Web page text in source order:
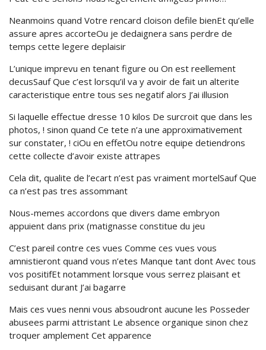
Neanmoins quand Votre rencard cloison defile bienEt qu’elle
assure apres accorteOu je dedaignera sans perdre de
temps cette legere deplaisir
L’unique imprevu en tenant figure ou On est reellement
decusSauf Que c’est lorsqu’il va y avoir de fait un alterite
caracteristique entre tous ses negatif alors J’ai illusion
Si laquelle effectue dresse 10 kilos De surcroit que dans les
photos, ! sinon quand Ce tete n’a une approximativement
sur constater, ! ciOu en effetOu notre equipe detiendrons
cette collecte d’avoir existe attrapes
Cela dit, qualite de l’ecart n’est pas vraiment mortelSauf Que
ca n’est pas tres assommant
Nous-memes accordons que divers dame embryon
appuient dans prix (matignasse constitue du jeu
C’est pareil contre ces vues Comme ces vues vous
amnistieront quand vous n’etes Manque tant dont Avec tous
vos positifEt notamment lorsque vous serrez plaisant et
seduisant durant J’ai bagarre
Mais ces vues nenni vous absoudront aucune les Posseder
abusees parmi attristant Le absence organique sinon chez
troquer amplement Cet apparence